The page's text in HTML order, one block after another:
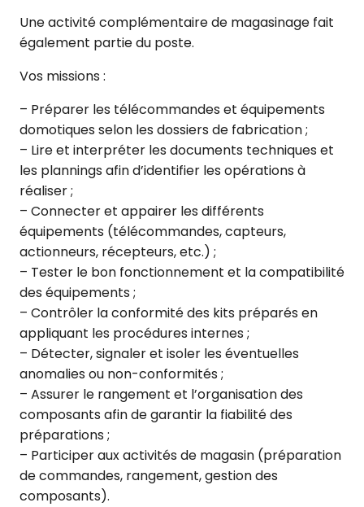
Une activité complémentaire de magasinage fait
également partie du poste.
Vos missions :
– Préparer les télécommandes et équipements
domotiques selon les dossiers de fabrication ;
– Lire et interpréter les documents techniques et
les plannings afin d’identifier les opérations à
réaliser ;
– Connecter et appairer les différents
équipements (télécommandes, capteurs,
actionneurs, récepteurs, etc.) ;
– Tester le bon fonctionnement et la compatibilité
des équipements ;
– Contrôler la conformité des kits préparés en
appliquant les procédures internes ;
– Détecter, signaler et isoler les éventuelles
anomalies ou non-conformités ;
– Assurer le rangement et l’organisation des
composants afin de garantir la fiabilité des
préparations ;
– Participer aux activités de magasin (préparation
de commandes, rangement, gestion des
composants).